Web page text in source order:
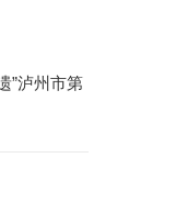
”泸州市第